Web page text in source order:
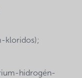
kloridos);
hidrogén-